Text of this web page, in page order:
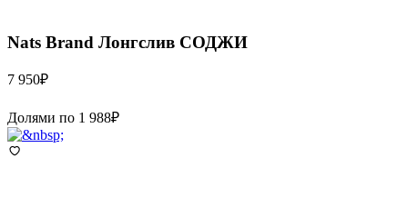
Nats Brand Лонгслив СОДЖИ
7 950₽
Долями по 1 988₽